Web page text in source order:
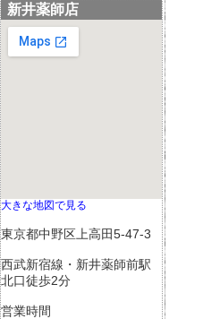
新井薬師店
大きな地図で見る
東京都中野区上高田5-47-3
西武新宿線・新井薬師前駅
北口徒歩2分
営業時間